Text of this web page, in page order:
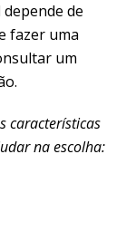
de
fazer uma
um
características
na escolha: